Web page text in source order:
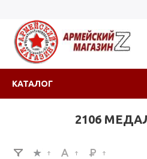
КАТАЛОГ
2106